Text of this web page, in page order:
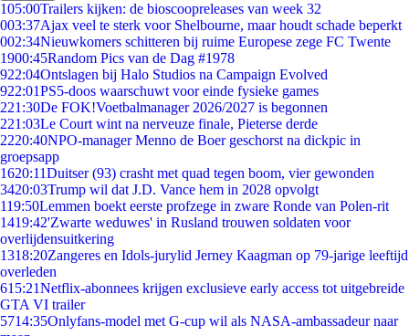
105:00Trailers kijken: de bioscoopreleases van week 32
003:37Ajax veel te sterk voor Shelbourne, maar houdt schade beperkt
002:34Nieuwkomers schitteren bij ruime Europese zege FC Twente
1900:45Random Pics van de Dag #1978
922:04Ontslagen bij Halo Studios na Campaign Evolved
922:01PS5-doos waarschuwt voor einde fysieke games
221:30De FOK!Voetbalmanager 2026/2027 is begonnen
221:03Le Court wint na nerveuze finale, Pieterse derde
2220:40NPO-manager Menno de Boer geschorst na dickpic in
groepsapp
1620:11Duitser (93) crasht met quad tegen boom, vier gewonden
3420:03Trump wil dat J.D. Vance hem in 2028 opvolgt
119:50Lemmen boekt eerste profzege in zware Ronde van Polen-rit
1419:42'Zwarte weduwes' in Rusland trouwen soldaten voor
overlijdensuitkering
1318:20Zangeres en Idols-jurylid Jerney Kaagman op 79-jarige leeftijd
overleden
615:21Netflix-abonnees krijgen exclusieve early access tot uitgebreide
GTA VI trailer
5714:35Onlyfans-model met G-cup wil als NASA-ambassadeur naar